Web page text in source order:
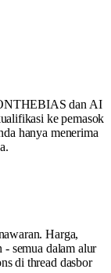
dan AI
ke pemasok
hanya menerima
Harga,
- semua dalam alur
di thread dasbor